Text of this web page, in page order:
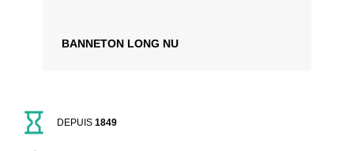
BANNETON LONG NU
DEPUIS1849